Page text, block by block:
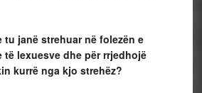
tu janë strehuar në folezën e
të lexuesve dhe për rrjedhojë
kurrë nga kjo strehëz?